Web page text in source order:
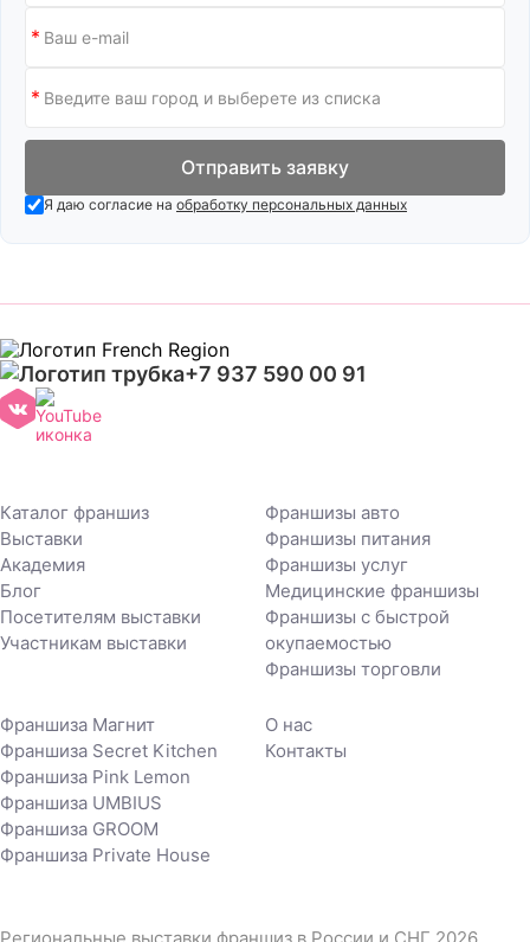
Отправить заявку
Я даю согласие на обработку персональных данных
+7 937 590 00 91
Каталог франшиз
Выставки
Академия
Блог
Посетителям выставки
Участникам выставки
Франшизы авто
Франшизы питания
Франшизы услуг
Медицинские франшизы
Франшизы с быстрой
окупаемостью
Франшизы торговли
Франшиза Магнит
Франшиза Secret Kitchen
Франшиза Pink Lemon
Франшиза UMBIUS
Франшиза GROOM
Франшиза Private House
О нас
Контакты